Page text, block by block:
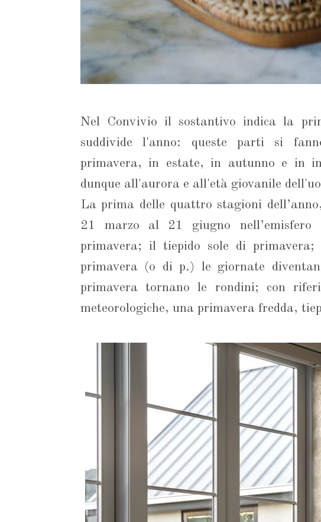
Nel Convivio il sostantivo indica la
suddivide l'anno: queste parti si
primavera, in estate, in autunno e in
dunque all'aurora e all'età giovanile
La prima delle quattro stagioni
21 marzo al 21 giugno
primavera; il tiepido sole di
primavera (o di p.) le giornate
primavera tornano le rondini; con
meteorologiche, una primavera fredda,